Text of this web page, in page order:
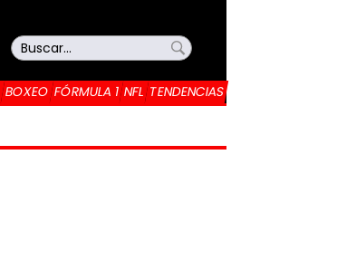
BOXEO FÓRMULA 1 NFL TENDENCIAS